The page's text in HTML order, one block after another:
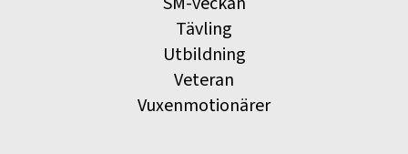
Tävling
Utbildning
Veteran
Vuxenmotionärer